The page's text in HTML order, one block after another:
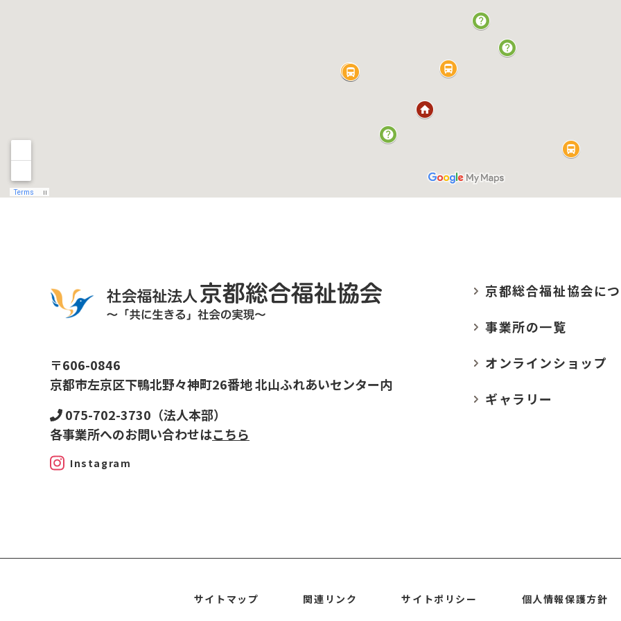
〒606-0846
京都市左京区下鴨北野々神町26番地 北山ふれあいセンター内
075-702-3730（法人本部）
各事業所へのお問い合わせはこちら
Instagram
京都総合福祉協会に
事業所の一覧
オンラインショップ
ギャラリー
サイトマップ 関連リンク サイトポリシー 個人情報保護方針